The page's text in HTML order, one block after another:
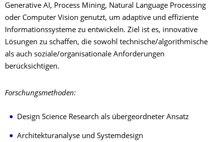
Generative AI, Process Mining, Natural Language Processing
oder Computer Vision genutzt, um adaptive und effiziente
Informationssysteme zu entwickeln. Ziel ist es, innovative
Lösungen zu schaffen, die sowohl technische/algorithmische
als auch soziale/organisationale Anforderungen
berücksichtigen.
Forschungsmethoden:
Design Science Research als übergeordneter Ansatz
Architekturanalyse und Systemdesign